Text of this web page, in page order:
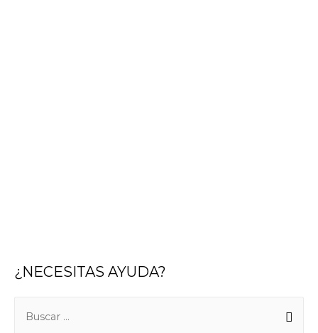
¿NECESITAS AYUDA?